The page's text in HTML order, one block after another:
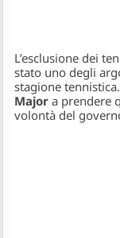
L’esclusione dei
stato uno degli
stagione
Major a prendere
volontà del